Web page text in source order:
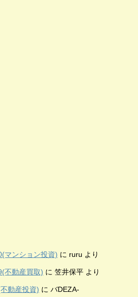
マンション投資) に ruru より
不動産買取) に 笠井保平 より
動産投資) に バDEZA-